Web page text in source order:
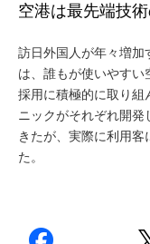
空港は最先端技
訪日外国人が年々増加
は、誰もが使いやす
採用に積極的に取り組
ニックがそれぞれ開発
きたが、実際に利用
た。